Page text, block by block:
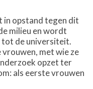
in opstand tegen dit
milieu en wordt
de universiteit.
met wie ze
opzet ter
als eerste vrouwen